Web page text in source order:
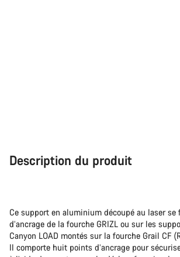
Description du produit
Ce support en aluminium découpé au laser
d’ancrage de la fourche GRIZL ou sur les
Canyon LOAD montés sur la fourche Grail CF
Il comporte huit points d’ancrage pour